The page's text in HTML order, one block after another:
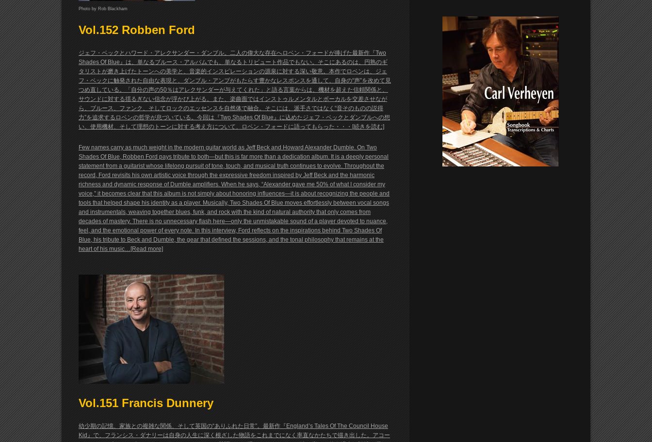
Photo by Rob Blackham
Vol.152 Robben Ford
ジェフ・ベックとハワード・アレクサンダー・ダンブル。二人の偉大な存在へロベン・フォードが捧げた最新作『Two
Shades Of Blue』は、単なるブルース・アルバムでも、単なるトリビュート作品でもない。そこにあるのは、円熟のギ
タリストが磨き上げたトーンへの美学と、音楽的インスピレーションの源泉に対する深い敬意。本作でロベンは、ジェ
フ・ベックに触発された自由な表現と、ダンブル・アンプがもたらす豊かなレスポンスを通して、自身の“声”を改めて見
つめ直している。「自分の声の50％はアレクサンダーが与えてくれた」と語る言葉からは、機材を超えた信頼関係と、
サウンドに対する揺るぎない信念が浮かび上がる。また、楽曲面ではインストゥルメンタルとボーカルを交差させなが
ら、ブルース、ファンク、そしてロックのエッセンスを自然体で融合。そこには、派手さではなく“音そのものの説得
力”を追求するロベンの哲学が息づいている。今回は『Two Shades Of Blue』に込めたジェフ・ベックとダンブルへの想
い、使用機材、そして理想のトーンに対する考え方について、ロベン・フォードに語ってもらった・・・[続きを読む]
Few names carry as much weight in the modern guitar world as Jeff Beck and Howard Alexander Dumble. On Two
Shades Of Blue, Robben Ford pays tribute to both—but this is far more than a dedication album. It is a deeply personal
statement from a guitarist whose lifelong pursuit of tone, touch, and musical truth continues to evolve. Throughout the
record, Ford revisits his own artistic voice through the expressive freedom inspired by Jeff Beck and the harmonic
richness and dynamic response of Dumble amplifiers. When he says, “Alexander gave me 50% of what I consider my
voice,” it becomes clear that this album is not simply about honoring influences—it is about recognizing the people and
tools that helped shape his identity as a player. Musically, Two Shades Of Blue moves effortlessly between vocal songs
and instrumentals, weaving together blues, funk, and rock with the kind of natural authority that only comes from
decades of mastery. There is no unnecessary flash here—only the unmistakable sound of a player devoted to nuance,
feel, and the emotional power of every note. In this interview, Ford reflects on the inspirations behind Two Shades Of
Blue, his tribute to Beck and Dumble, the gear that defined the sessions, and the tonal philosophy that remains at the
heart of his music…[Read more]
Vol.151 Francis Dunnery
幼少期の記憶、家族との複雑な関係、そして英国の“ありふれた日常”。最新作『England’s Tales Of The Council House
Kid』で、フランシス・ダナリーは自身の人生に深く根ざした物語をこれまでになく率直なかたちで描き出した。アコー